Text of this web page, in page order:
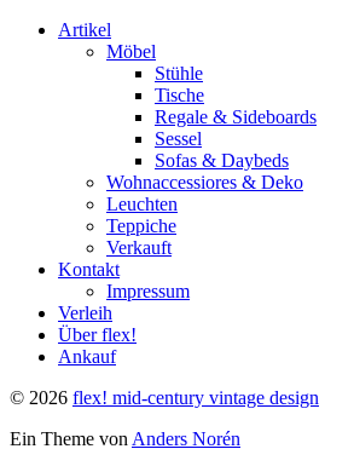
Artikel
Möbel
Stühle
Tische
Regale & Sideboards
Sessel
Sofas & Daybeds
Wohnaccessiores & Deko
Leuchten
Teppiche
Verkauft
Kontakt
Impressum
Verleih
Über flex!
Ankauf
© 2026 flex! mid-century vintage design
Ein Theme von Anders Norén